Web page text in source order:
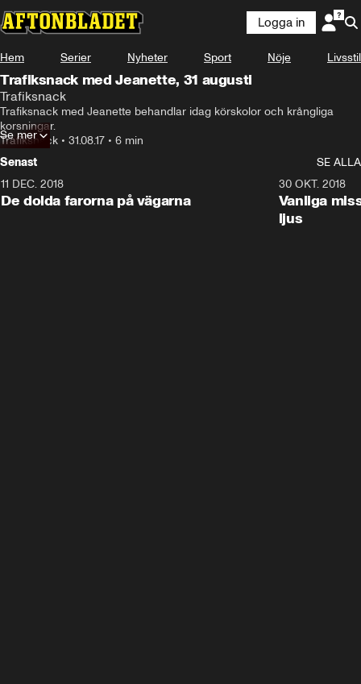
Logga in
Hem Serier Nyheter Sport Nöje Livsstil
Trafiksnack med Jeanette, 31 augusti
Trafiksnack
Trafiksnack med Jeanette behandlar idag körskolor och krångliga
korsningar.
Trafiksnack • 31.08.17 • 6 min
Se mer
Senast
SE ALLA
11 DEC. 2018
De dolda farorna på vägarna
30 OKT. 2018
Vanliga
ljus